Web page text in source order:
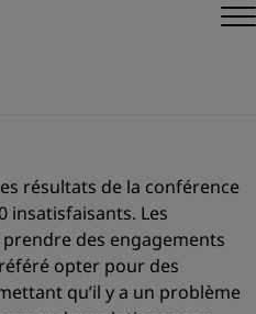
résultats de la conférence
insatisfaisants. Les
des engagements
opter pour des
qu’il y a un problème